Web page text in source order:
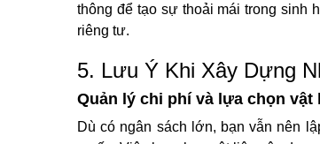
thông để tạo sự thoải mái trong sinh
riêng tư.
5. Lưu Ý Khi Xây Dựng
Quản lý chi phí và lựa chọn vật
Dù có ngân sách lớn, bạn vẫn nên